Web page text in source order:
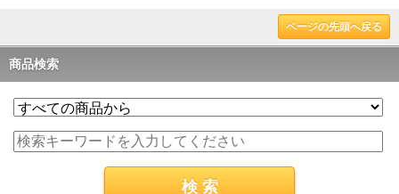
ページの先頭へ戻る
商品検索